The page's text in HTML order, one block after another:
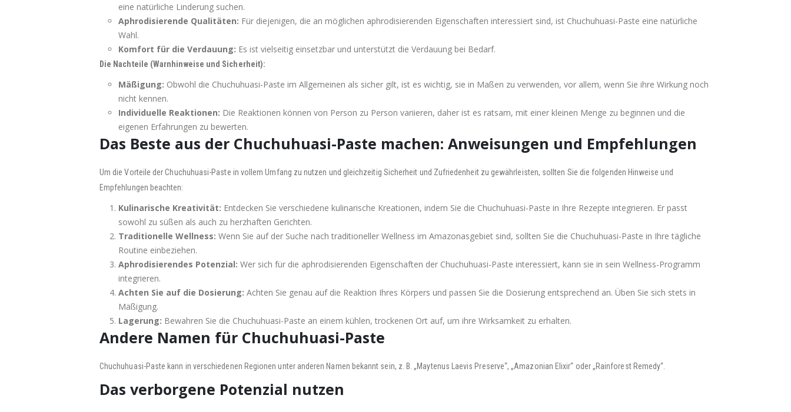
eine natürliche Linderung suchen.
Aphrodisierende Qualitäten: Für diejenigen, die an möglichen aphrodisierenden Eigenschaften interessiert sind, ist Chuchuhuasi-Paste eine natürliche
Wahl.
Komfort für die Verdauung: Es ist vielseitig einsetzbar und unterstützt die Verdauung bei Bedarf.
Die Nachteile (Warnhinweise und Sicherheit):
Mäßigung: Obwohl die Chuchuhuasi-Paste im Allgemeinen als sicher gilt, ist es wichtig, sie in Maßen zu verwenden, vor allem, wenn Sie ihre Wirkung noch
nicht kennen.
Individuelle Reaktionen: Die Reaktionen können von Person zu Person variieren, daher ist es ratsam, mit einer kleinen Menge zu beginnen und die
eigenen Erfahrungen zu bewerten.
Das Beste aus der Chuchuhuasi-Paste machen: Anweisungen und Empfehlungen
Um die Vorteile der Chuchuhuasi-Paste in vollem Umfang zu nutzen und gleichzeitig Sicherheit und Zufriedenheit zu gewährleisten, sollten Sie die folgenden Hinweise und
Empfehlungen beachten:
Kulinarische Kreativität: Entdecken Sie verschiedene kulinarische Kreationen, indem Sie die Chuchuhuasi-Paste in Ihre Rezepte integrieren. Er passt
sowohl zu süßen als auch zu herzhaften Gerichten.
Traditionelle Wellness: Wenn Sie auf der Suche nach traditioneller Wellness im Amazonasgebiet sind, sollten Sie die Chuchuhuasi-Paste in Ihre tägliche
Routine einbeziehen.
Aphrodisierendes Potenzial: Wer sich für die aphrodisierenden Eigenschaften der Chuchuhuasi-Paste interessiert, kann sie in sein Wellness-Programm
integrieren.
Achten Sie auf die Dosierung: Achten Sie genau auf die Reaktion Ihres Körpers und passen Sie die Dosierung entsprechend an. Üben Sie sich stets in
Mäßigung.
Lagerung: Bewahren Sie die Chuchuhuasi-Paste an einem kühlen, trockenen Ort auf, um ihre Wirksamkeit zu erhalten.
Andere Namen für Chuchuhuasi-Paste
Chuchuhuasi-Paste kann in verschiedenen Regionen unter anderen Namen bekannt sein, z. B. „Maytenus Laevis Preserve“, „Amazonian Elixir“ oder „Rainforest Remedy“.
Das verborgene Potenzial nutzen